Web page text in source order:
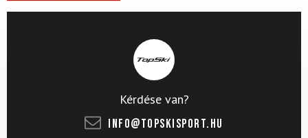
Kérdése van?
info@topskisport.hu